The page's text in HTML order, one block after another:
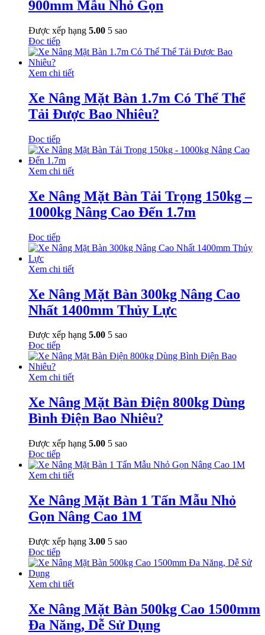
900mm Mẫu Nhỏ Gọn
Được xếp hạng 5.00 5 sao
Đọc tiếp
Xem chi tiết
Xe Nâng Mặt Bàn 1.7m Có Thể Thể
Tải Được Bao Nhiêu?
Đọc tiếp
Xem chi tiết
Xe Nâng Mặt Bàn Tải Trọng 150kg –
1000kg Nâng Cao Đến 1.7m
Đọc tiếp
Xem chi tiết
Xe Nâng Mặt Bàn 300kg Nâng Cao
Nhất 1400mm Thủy Lực
Được xếp hạng 5.00 5 sao
Đọc tiếp
Xem chi tiết
Xe Nâng Mặt Bàn Điện 800kg Dùng
Bình Điện Bao Nhiêu?
Được xếp hạng 5.00 5 sao
Đọc tiếp
Xem chi tiết
Xe Nâng Mặt Bàn 1 Tấn Mẫu Nhỏ
Gọn Nâng Cao 1M
Được xếp hạng 3.00 5 sao
Đọc tiếp
Xem chi tiết
Xe Nâng Mặt Bàn 500kg Cao 1500mm
Đa Năng, Dễ Sử Dụng